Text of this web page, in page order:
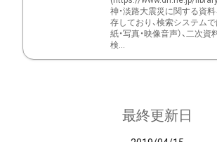
神・淡路大震災に関する資
存しており、検索システムで
紙・写真・映像音声）、二次資
検...
最終更新日